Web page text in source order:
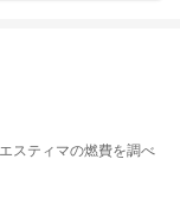
スティマの燃費を調べ